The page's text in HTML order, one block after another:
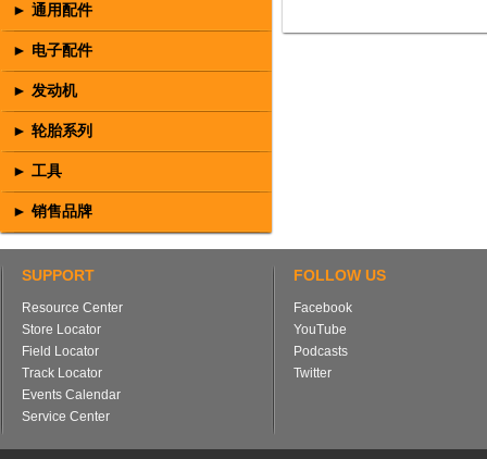
► 通用配件
► 电子配件
► 发动机
► 轮胎系列
► 工具
► 销售品牌
SUPPORT
Resource Center
Store Locator
Field Locator
Track Locator
Events Calendar
Service Center
FOLLOW US
Facebook
YouTube
Podcasts
Twitter